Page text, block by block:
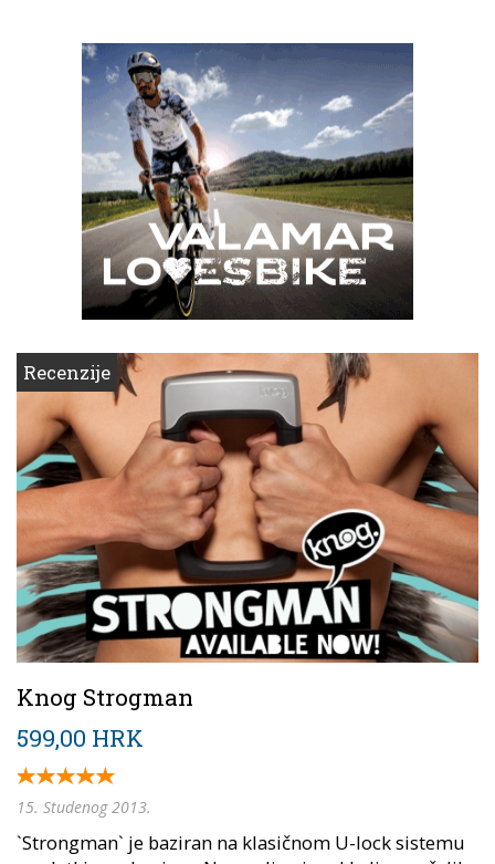
Recenzije
Knog Strogman
599,00 HRK
15. Studenog 2013.
`Strongman` je baziran na klasičnom U-lock sistemu